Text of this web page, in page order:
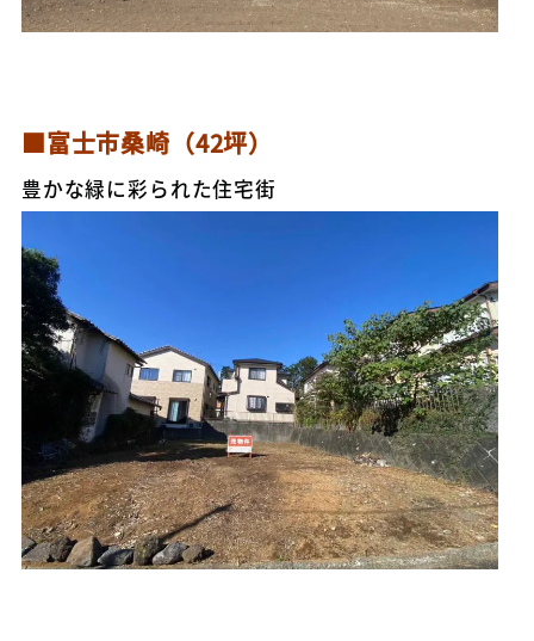
■富士市桑崎（42坪）
豊かな緑に彩られた住宅街